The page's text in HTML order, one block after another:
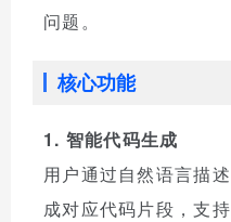
问题。
核心功能
1. 智能代码生成
用户通过自然语言描
成对应代码片段，支